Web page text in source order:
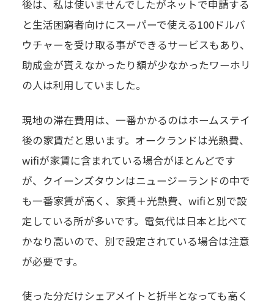
後は、私は使いませんでしたがネットで申請する
と生活困窮者向けにスーパーで使える100ドルバ
ウチャーを受け取る事ができるサービスもあり、
助成金が貰えなかったり額が少なかったワーホリ
の人は利用していました。
現地の滞在費用は、一番かかるのはホームステイ
後の家賃だと思います。オークランドは光熱費、
wifiが家賃に含まれている場合がほとんどです
が、クイーンズタウンはニュージーランドの中で
も一番家賃が高く、家賃＋光熱費、wifiと別で設
定している所が多いです。電気代は日本と比べて
かなり高いので、別で設定されている場合は注意
が必要です。
使った分だけシェアメイトと折半となっても高く